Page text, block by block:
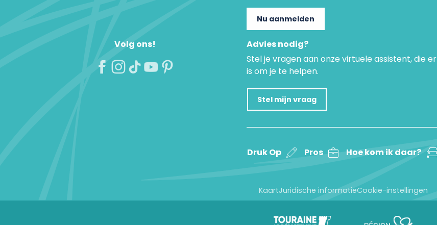
Volg ons!
Nu aanmelden
Advies nodig?
Stel je vragen aan onze virtuele assistent, die er
is om je te helpen.
Stel mijn vraag
Druk Op Pros Hoe kom ik daar?
KaartJuridische informatieCookie-instellingen